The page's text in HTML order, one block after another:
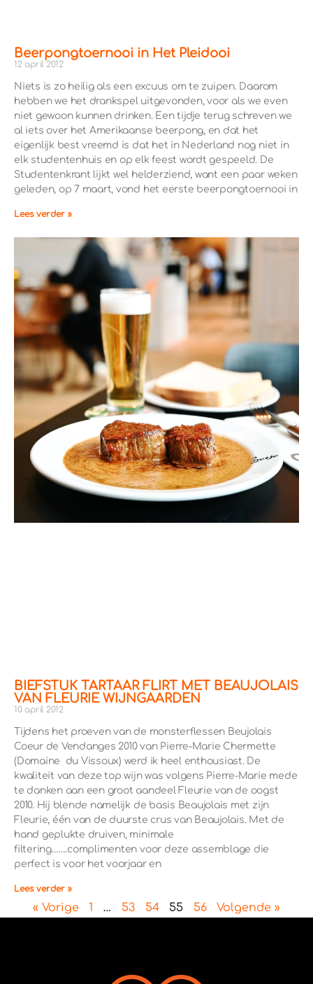
Beerpongtoernooi in Het Pleidooi
12 april 2012
Niets is zo heilig als een excuus om te zuipen. Daarom
hebben we het drankspel uitgevonden, voor als we even
niet gewoon kunnen drinken. Een tijdje terug schreven we
al iets over het Amerikaanse beerpong, en dat het
eigenlijk best vreemd is dat het in Nederland nog niet in
elk studentenhuis en op elk feest wordt gespeeld. De
Studentenkrant lijkt wel helderziend, want een paar weken
geleden, op 7 maart, vond het eerste beerpongtoernooi in
Lees verder »
BIEFSTUK TARTAAR FLIRT MET BEAUJOLAIS
VAN FLEURIE WIJNGAARDEN
10 april 2012
Tijdens het proeven van de monsterflessen Beujolais
Coeur de Vendanges 2010 van Pierre-Marie Chermette
(Domaine du Vissoux) werd ik heel enthousiast. De
kwaliteit van deze top wijn was volgens Pierre-Marie mede
te danken aan een groot aandeel Fleurie van de oogst
2010. Hij blende namelijk de basis Beaujolais met zijn
Fleurie, één van de duurste crus van Beaujolais. Met de
hand geplukte druiven, minimale
filtering…….complimenten voor deze assemblage die
perfect is voor het voorjaar en
Lees verder »
« Vorige 1 … 53 54 55 56 Volgende »